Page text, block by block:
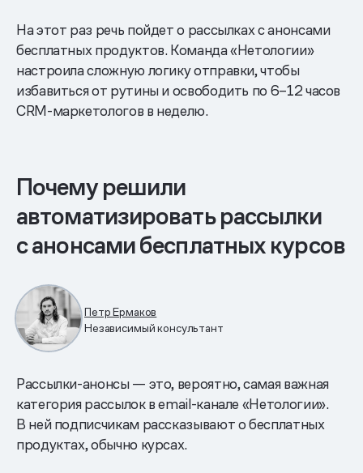
На этот раз речь пойдет о рассылках с анонсами
бесплатных продуктов. Команда «Нетологии»
настроила сложную логику отправки, чтобы
избавиться от рутины и освободить по 6–12 часов
CRM-маркетологов в неделю.
Почему решили
автоматизировать рассылки
с анонсами бесплатных курсов
Петр Ермаков
Независимый консультант
Рассылки-анонсы — это, вероятно, самая важная
категория рассылок в email-канале «Нетологии».
В ней подписчикам рассказывают о бесплатных
продуктах, обычно курсах.